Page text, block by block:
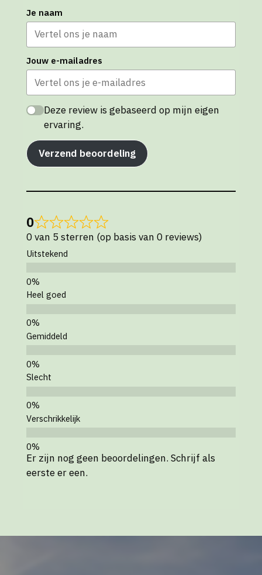
Je naam
Jouw e-mailadres
Deze review is gebaseerd op mijn eigen
ervaring.
Verzend beoordeling
0
0 van 5 sterren (op basis van 0 reviews)
Uitstekend
Heel goed
Gemiddeld
Slecht
Verschrikkelijk
Er zijn nog geen beoordelingen. Schrijf als
eerste er een.